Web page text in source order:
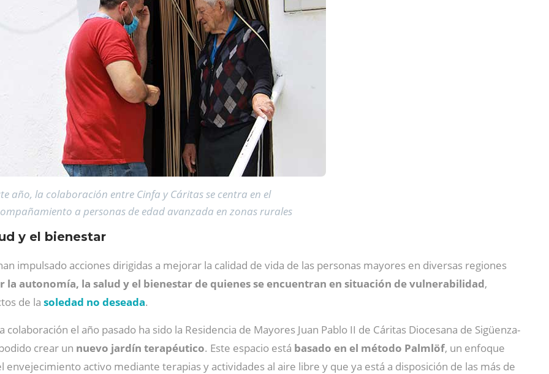
año, la colaboración entre Cinfa y Cáritas se centra en el
a personas de edad avanzada en zonas rurales
y el bienestar
impulsado acciones dirigidas a mejorar la calidad de vida de las personas mayores en diversas regiones
la autonomía, la salud y el bienestar de quienes se encuentran en situación de vulnerabilidad,
de la soledad no deseada.
el año pasado ha sido la Residencia de Mayores Juan Pablo II de Cáritas Diocesana de Sigüenza-
crear un nuevo jardín terapéutico. Este espacio está basado en el método Palmlöf, un enfoque
activo mediante terapias y actividades al aire libre y que ya está a disposición de las más de